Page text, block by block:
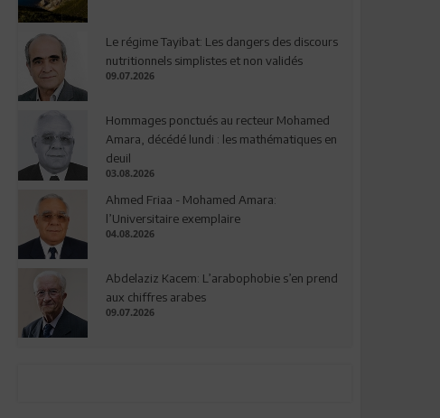
Le régime Tayibat: Les dangers des discours
nutritionnels simplistes et non validés
09.07.2026
Hommages ponctués au recteur Mohamed
Amara, décédé lundi : les mathématiques en
deuil
03.08.2026
Ahmed Friaa - Mohamed Amara:
l’Universitaire exemplaire
04.08.2026
Abdelaziz Kacem: L’arabophobie s’en prend
aux chiffres arabes
09.07.2026